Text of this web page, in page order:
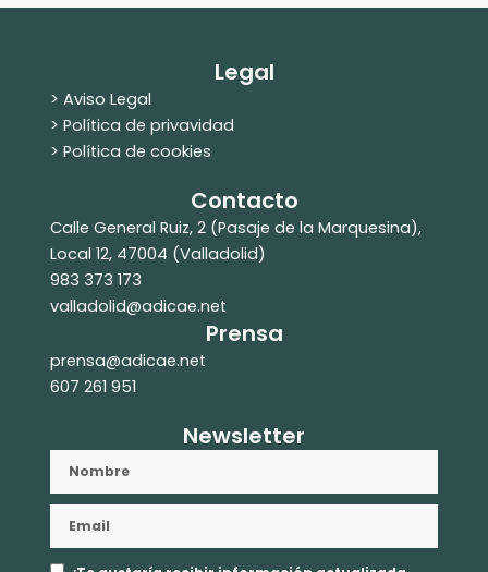
Legal
> Aviso Legal
> Política de privavidad
> Política de cookies
Contacto
Calle General Ruiz, 2 (Pasaje de la Marquesina),
Local 12, 47004 (Valladolid)
983 373 173
valladolid@adicae.net
Prensa
prensa@adicae.net
607 261 951
Newsletter